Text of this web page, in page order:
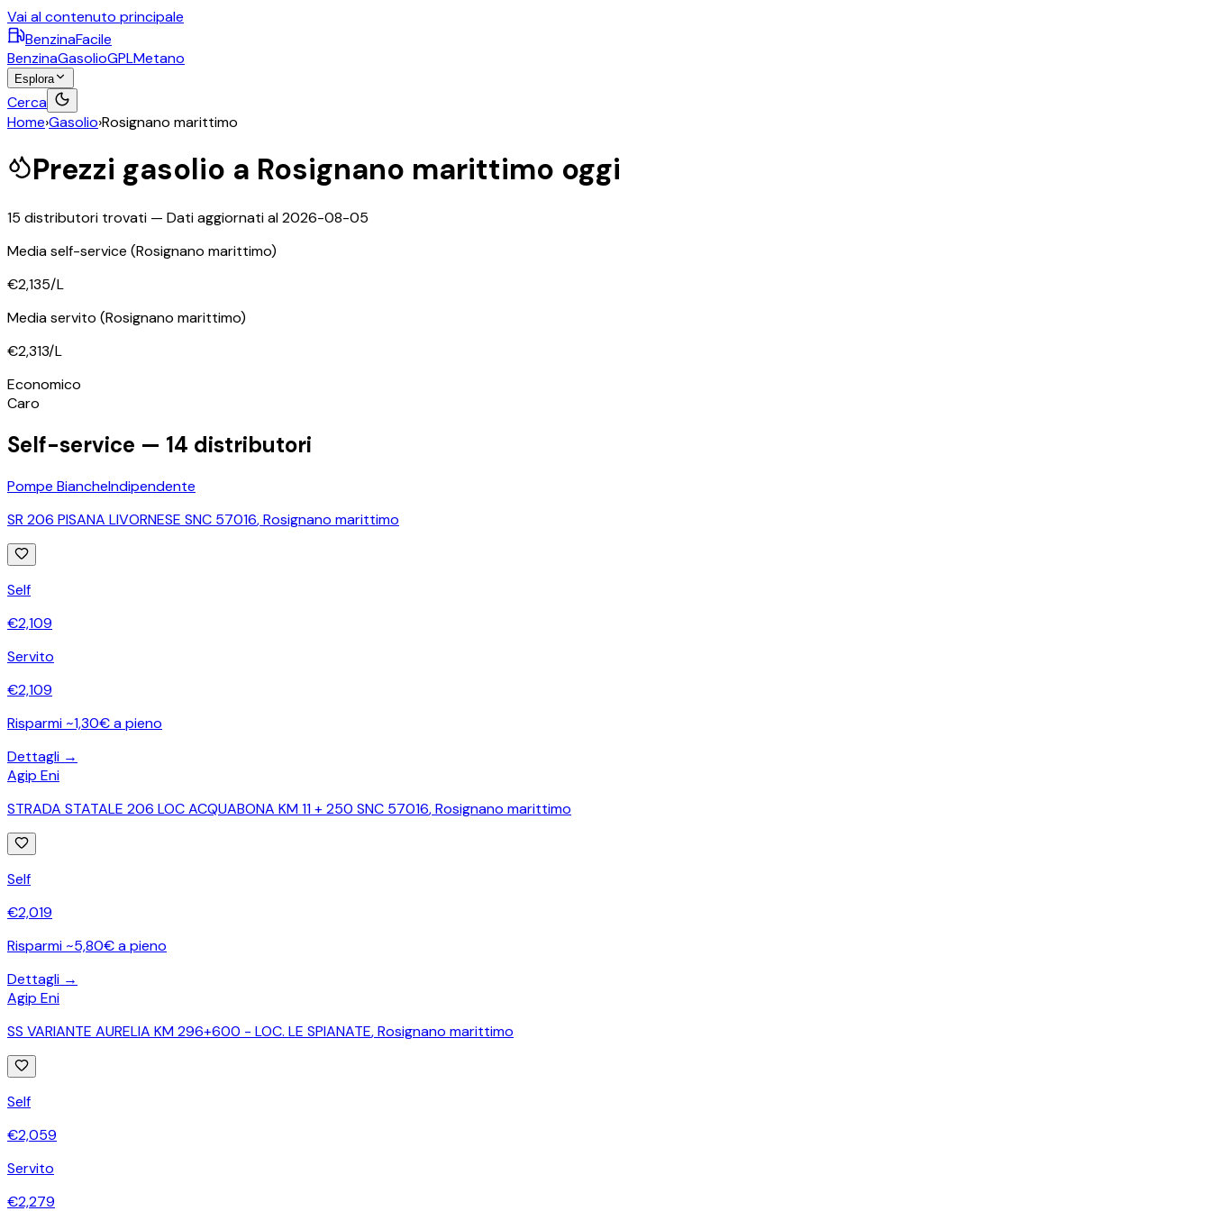
Vai al contenuto principale
BenzinaFacile
BenzinaGasolioGPLMetano
Esplora
Cerca
Home›Gasolio›Rosignano marittimo
Prezzi gasolio a Rosignano marittimo oggi
15 distributori trovati — Dati aggiornati al2026-08-05
Media self-service (Rosignano marittimo)
€2,135/L
Media servito (Rosignano marittimo)
€2,313/L
Economico
Caro
Self-service — 14 distributori
Pompe BiancheIndipendente
SR 206 PISANA LIVORNESE SNC 57016,Rosignano marittimo
Self
€2,109
Servito
€2,109
Risparmi ~1,30€ a pieno
Dettagli →
Agip Eni
STRADA STATALE 206 LOC ACQUABONA KM 11 + 250 SNC 57016,Rosignano marittimo
Self
€2,019
Risparmi ~5,80€ a pieno
Dettagli →
Agip Eni
SS VARIANTE AURELIA KM 296+600 - LOC. LE SPIANATE,Rosignano marittimo
Self
€2,059
Servito
€2,279